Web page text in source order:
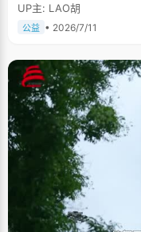
UP主: LAO胡
公益 • 2026/7/11